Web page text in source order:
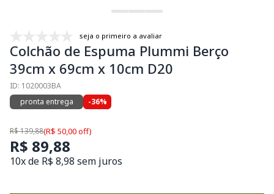
seja o primeiro a avaliar
Colchão de Espuma Plummi Berço
39cm x 69cm x 10cm D20
ID: 1020003BA
pronta entrega
-36%
R$ 139,88(R$ 50,00 off)
R$ 89,88
10x de R$ 8,98 sem juros